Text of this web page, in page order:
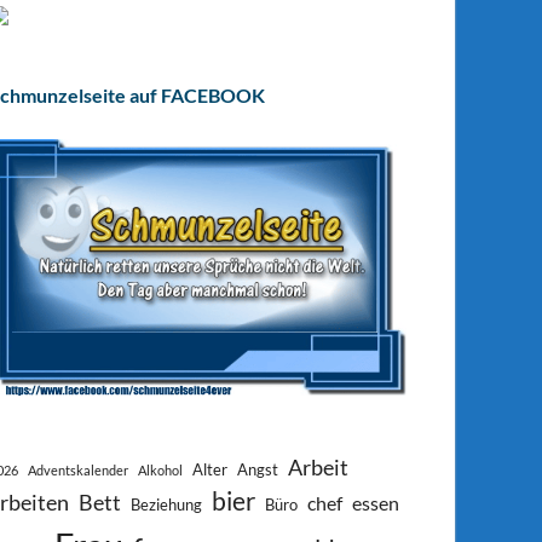
auf FACEBOOK
Adventskalender Alkohol Alter Angst Arbeit
Bett Beziehung bier Büro chef essen